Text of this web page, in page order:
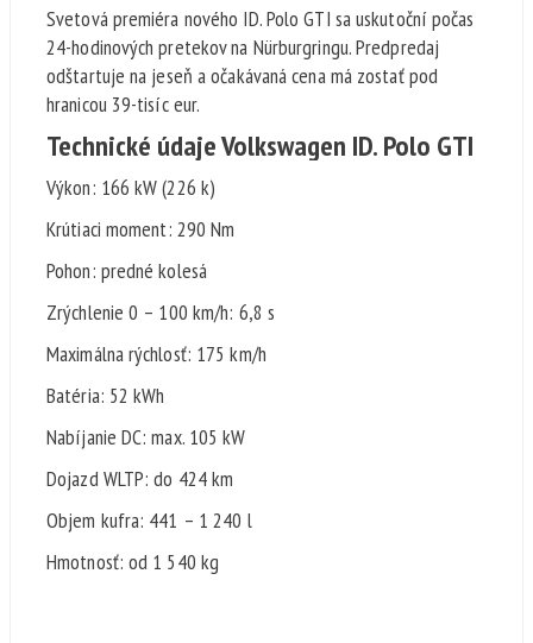
Svetová premiéra nového ID. Polo GTI sa uskutoční počas
24-hodinových pretekov na Nürburgringu. Predpredaj
odštartuje na jeseň a očakávaná cena má zostať pod
hranicou 39-tisíc eur.
Technické údaje Volkswagen ID. Polo GTI
Výkon: 166 kW (226 k)
Krútiaci moment: 290 Nm
Pohon: predné kolesá
Zrýchlenie 0 – 100 km/h: 6,8 s
Maximálna rýchlosť: 175 km/h
Batéria: 52 kWh
Nabíjanie DC: max. 105 kW
Dojazd WLTP: do 424 km
Objem kufra: 441 – 1 240 l
Hmotnosť: od 1 540 kg